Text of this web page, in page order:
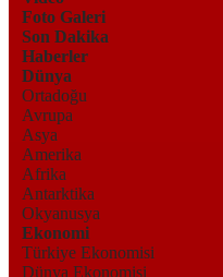
Foto Galeri
Son Dakika
Haberler
Dünya
Ortadoğu
Avrupa
Asya
Amerika
Afrika
Antarktika
Okyanusya
Ekonomi
Türkiye Ekonomisi
Dünya Ekonomisi